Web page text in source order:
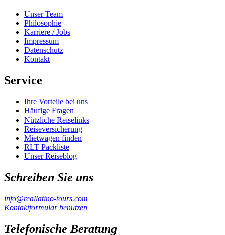
Unser Team
Philosophie
Karriere / Jobs
Impressum
Datenschutz
Kontakt
Service
Ihre Vorteile bei uns
Häufige Fragen
Nützliche Reiselinks
Reiseversicherung
Mietwagen finden
RLT Packliste
Unser Reiseblog
Schreiben Sie uns
info@reallatino-tours.com
Kontaktformular benutzen
Telefonische Beratung